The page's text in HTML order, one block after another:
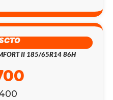
II 185/65R14 86H